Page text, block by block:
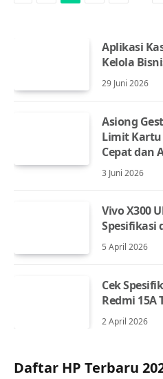
Aplikasi
Kelola
29 Juni 2026
Asiong
Limit Kartu
Cepat dan
3 Juni 2026
Vivo X300
Spesifikasi
5 April 2026
Cek
Redmi 15A
2 April 2026
Daftar HP Terbaru